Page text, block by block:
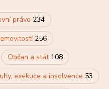
právo 234
256
Občan a stát 108
exekuce a insolvence 53